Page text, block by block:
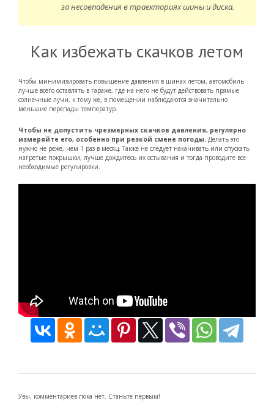
за несовпадения в траекториях шины и диска.
Как избежать скачков летом
Чтобы минимизировать повышение давления в шинах летом, автомобиль
лучше всего оставлять в гараже, где на него не будут действовать прямые
солнечные лучи, к тому же, в помещении наблюдаются значительно
меньшие перепады температур.
Чтобы не допустить чрезмерных скачков давления, регулярно
измеряйте его, особенно при резкой смене погоды. Делать это
нужно не реже, чем 1 раз в месяц. Также не следует накачивать или спускать
нагретые покрышки, лучше дождитесь их остывания и тогда проводите все
необходимые регулировки.
Увы, комментариев пока нет. Станьте первым!